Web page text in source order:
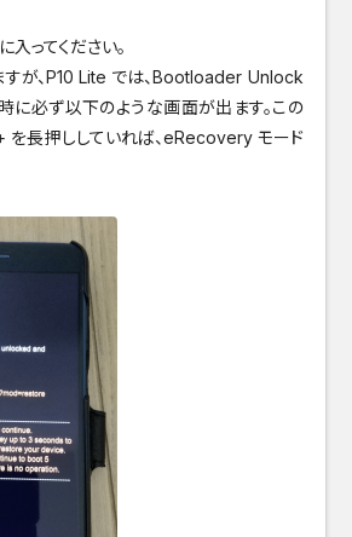
ってください。
が、P10 Lite では、Bootloader Unlock
に必ず以下のような画面が出ます。この
を長押ししていれば、eRecovery モード